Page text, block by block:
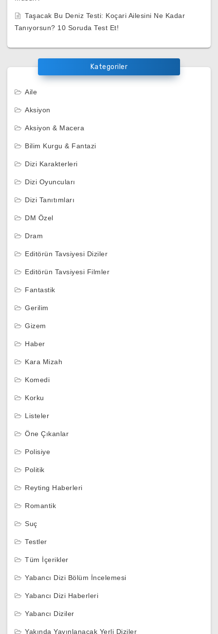
Taşacak Bu Deniz Testi: Koçari Ailesini Ne Kadar
Tanıyorsun? 10 Soruda Test Et!
Kategoriler
Aile
Aksiyon
Aksiyon & Macera
Bilim Kurgu & Fantazi
Dizi Karakterleri
Dizi Oyuncuları
Dizi Tanıtımları
DM Özel
Dram
Editörün Tavsiyesi Diziler
Editörün Tavsiyesi Filmler
Fantastik
Gerilim
Gizem
Haber
Kara Mizah
Komedi
Korku
Listeler
Öne Çıkanlar
Polisiye
Politik
Reyting Haberleri
Romantik
Suç
Testler
Tüm İçerikler
Yabancı Dizi Bölüm İncelemesi
Yabancı Dizi Haberleri
Yabancı Diziler
Yakında Yayınlanacak Yerli Diziler